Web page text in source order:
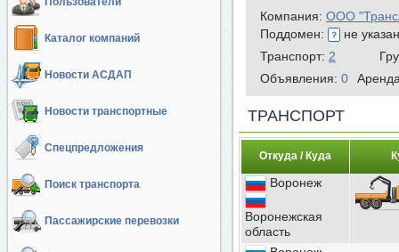
Каталог компаний
Новости АСДАП
Новости транспортные
Спецпредложения
Поиск транспорта
Пассажирские перевозки
Компания: ООО
Поддомен:
не
Транспорт: 2
Объявления: 0
ТРАНСПОРТ
Откуда / Куда
Воронеж
Воронежская
область